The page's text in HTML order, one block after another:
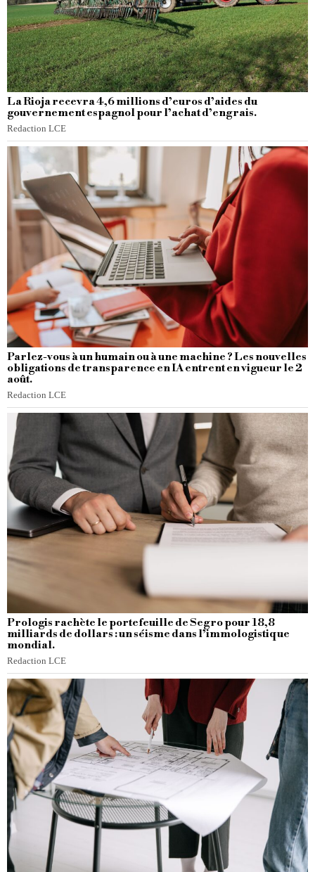
La Rioja recevra 4,6 millions d’euros d’aides du
gouvernement espagnol pour l’achat d’engrais.
Redaction LCE
Parlez-vous à un humain ou à une machine ? Les nouvelles
obligations de transparence en IA entrent en vigueur le 2
août.
Redaction LCE
Prologis rachète le portefeuille de Segro pour 18,8
milliards de dollars : un séisme dans l’immologistique
mondial.
Redaction LCE